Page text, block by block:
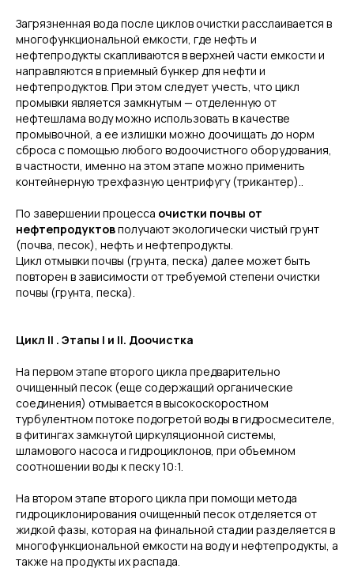
Загрязненная вода после циклов очистки расслаивается в
многофункциональной емкости, где нефть и
нефтепродукты скапливаются в верхней части емкости и
направляются в приемный бункер для нефти и
нефтепродуктов. При этом следует учесть, что цикл
промывки является замкнутым — отделенную от
нефтешлама воду можно использовать в качестве
промывочной, а ее излишки можно доочищать до норм
сброса с помощью любого водоочистного оборудования,
в частности, именно на этом этапе можно применить
контейнерную трехфазную центрифугу (трикантер)..
По завершении процесса очистки почвы от
нефтепродуктовполучают экологически чистый грунт
(почва, песок), нефть и нефтепродукты.
Цикл отмывки почвы (грунта, песка) далее может быть
повторен в зависимости от требуемой степени очистки
почвы (грунта, песка).
Цикл II . Этапы I и II. Доочистка
На первом этапе второго цикла предварительно
очищенный песок (еще содержащий органические
соединения) отмывается в высокоскоростном
турбулентном потоке подогретой воды в гидросмесителе,
в фитингах замкнутой циркуляционной системы,
шламового насоса и гидроциклонов, при объемном
соотношении воды к песку 10:1.
На втором этапе второго цикла при помощи метода
гидроциклонирования очищенный песок отделяется от
жидкой фазы, которая на финальной стадии разделяется в
многофункциональной емкости на воду и нефтепродукты, а
также на продукты их распада.